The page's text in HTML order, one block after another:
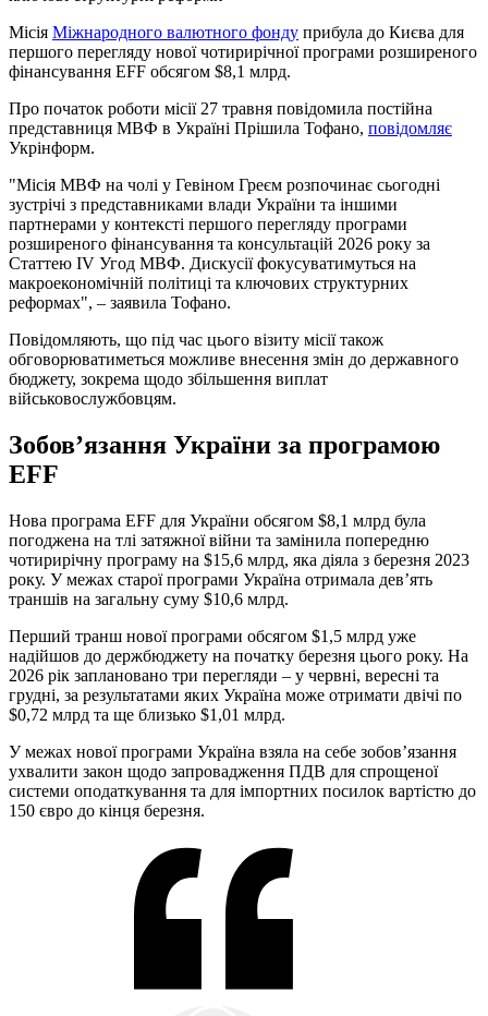
Місія Міжнародного валютного фонду прибула до Києва для
першого перегляду нової чотирирічної програми розширеного
фінансування EFF обсягом $8,1 млрд.
Про початок роботи місії 27 травня повідомила постійна
представниця МВФ в Україні Прішила Тофано, повідомляє
Укрінформ.
"Місія МВФ на чолі у Гевіном Греєм розпочинає сьогодні
зустрічі з представниками влади України та іншими
партнерами у контексті першого перегляду програми
розширеного фінансування та консультацій 2026 року за
Статтею IV Угод МВФ. Дискусії фокусуватимуться на
макроекономічній політиці та ключових структурних
реформах", ‒ заявила Тофано.
Повідомляють, що під час цього візиту місії також
обговорюватиметься можливе внесення змін до державного
бюджету, зокрема щодо збільшення виплат
військовослужбовцям.
Зобов’язання України за програмою
EFF
Нова програма EFF для України обсягом $8,1 млрд була
погоджена на тлі затяжної війни та замінила попередню
чотирирічну програму на $15,6 млрд, яка діяла з березня 2023
року. У межах старої програми Україна отримала дев’ять
траншів на загальну суму $10,6 млрд.
Перший транш нової програми обсягом $1,5 млрд уже
надійшов до держбюджету на початку березня цього року. На
2026 рік заплановано три перегляди ‒ у червні, вересні та
грудні, за результатами яких Україна може отримати двічі по
$0,72 млрд та ще близько $1,01 млрд.
У межах нової програми Україна взяла на себе зобов’язання
ухвалити закон щодо запровадження ПДВ для спрощеної
системи оподаткування та для імпортних посилок вартістю до
150 євро до кінця березня.